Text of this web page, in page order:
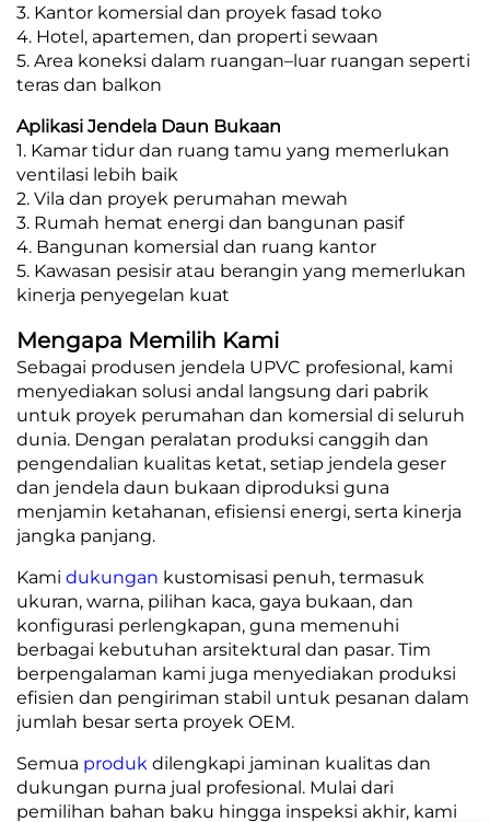
3. Kantor komersial dan proyek fasad toko
4. Hotel, apartemen, dan properti sewaan
5. Area koneksi dalam ruangan–luar ruangan seperti
teras dan balkon
Aplikasi Jendela Daun Bukaan
1. Kamar tidur dan ruang tamu yang memerlukan
ventilasi lebih baik
2. Vila dan proyek perumahan mewah
3. Rumah hemat energi dan bangunan pasif
4. Bangunan komersial dan ruang kantor
5. Kawasan pesisir atau berangin yang memerlukan
kinerja penyegelan kuat
Mengapa Memilih Kami
Sebagai produsen jendela UPVC profesional, kami
menyediakan solusi andal langsung dari pabrik
untuk proyek perumahan dan komersial di seluruh
dunia. Dengan peralatan produksi canggih dan
pengendalian kualitas ketat, setiap jendela geser
dan jendela daun bukaan diproduksi guna
menjamin ketahanan, efisiensi energi, serta kinerja
jangka panjang.
Kami dukungan kustomisasi penuh, termasuk
ukuran, warna, pilihan kaca, gaya bukaan, dan
konfigurasi perlengkapan, guna memenuhi
berbagai kebutuhan arsitektural dan pasar. Tim
berpengalaman kami juga menyediakan produksi
efisien dan pengiriman stabil untuk pesanan dalam
jumlah besar serta proyek OEM.
Semua produk dilengkapi jaminan kualitas dan
dukungan purna jual profesional. Mulai dari
pemilihan bahan baku hingga inspeksi akhir, kami